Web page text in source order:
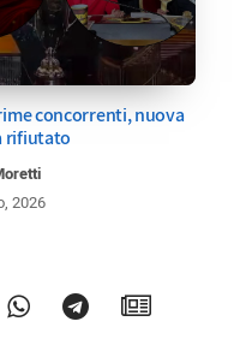
concorrenti, nuova
rifiutato
2026